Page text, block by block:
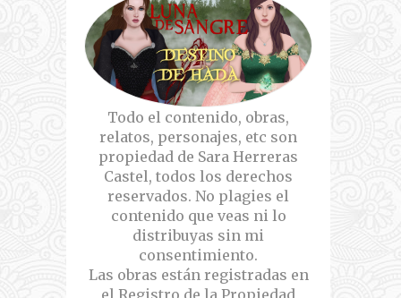
Todo el contenido, obras,
relatos, personajes, etc son
propiedad de Sara Herreras
Castel, todos los derechos
reservados. No plagies el
contenido que veas ni lo
distribuyas sin mi
consentimiento.
Las obras están registradas en